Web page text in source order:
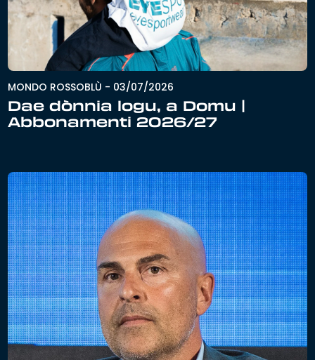
MONDO ROSSOBLÙ - 03/07/2026
Dae dònnia logu, a Domu |
Abbonamenti 2026/27